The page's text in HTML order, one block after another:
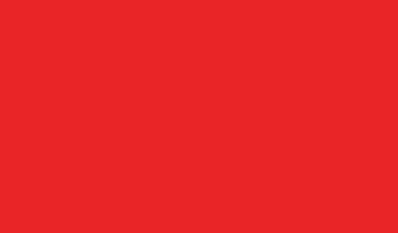
la sorpresa!